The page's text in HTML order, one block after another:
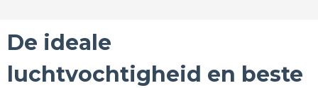
De ideale
luchtvochtigheid en beste